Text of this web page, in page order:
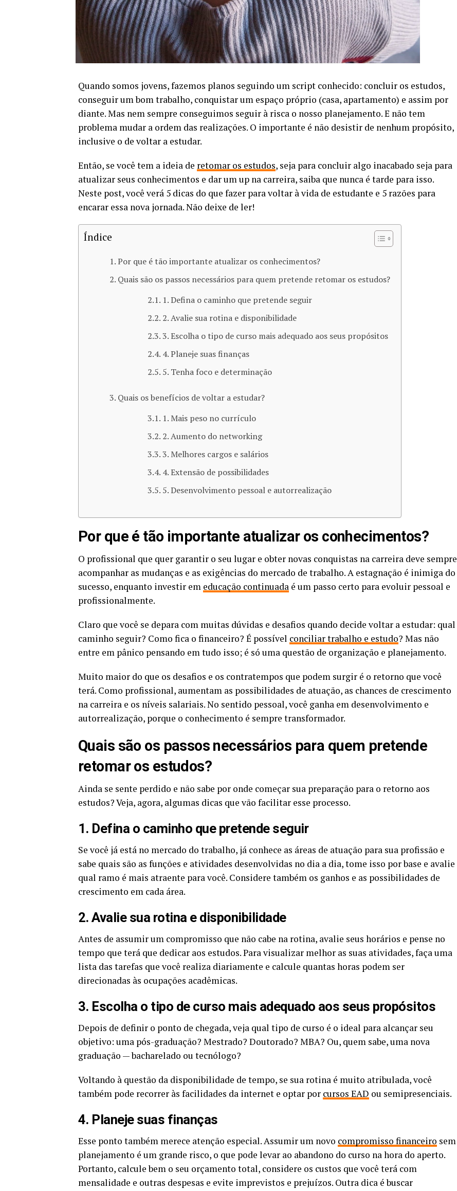
Quando somos jovens, fazemos planos seguindo um script conhecido: concluir os estudos,
conseguir um bom trabalho, conquistar um espaço próprio (casa, apartamento) e assim por
diante. Mas nem sempre conseguimos seguir à risca o nosso planejamento. E não tem
problema mudar a ordem das realizações. O importante é não desistir de nenhum propósito,
inclusive o de voltar a estudar.
Então, se você tem a ideia de retomar os estudos, seja para concluir algo inacabado seja para
atualizar seus conhecimentos e dar um up na carreira, saiba que nunca é tarde para isso.
Neste post, você verá 5 dicas do que fazer para voltar à vida de estudante e 5 razões para
encarar essa nova jornada. Não deixe de ler!
Índice
Por que é tão importante atualizar os conhecimentos?
Quais são os passos necessários para quem pretende retomar os estudos?
1. Defina o caminho que pretende seguir
2. Avalie sua rotina e disponibilidade
3. Escolha o tipo de curso mais adequado aos seus propósitos
4. Planeje suas finanças
5. Tenha foco e determinação
Quais os benefícios de voltar a estudar?
1. Mais peso no currículo
2. Aumento do networking
3. Melhores cargos e salários
4. Extensão de possibilidades
5. Desenvolvimento pessoal e autorrealização
Por que é tão importante atualizar os conhecimentos?
O profissional que quer garantir o seu lugar e obter novas conquistas na carreira deve sempre
acompanhar as mudanças e as exigências do mercado de trabalho. A estagnação é inimiga do
sucesso, enquanto investir em educação continuada é um passo certo para evoluir pessoal e
profissionalmente.
Claro que você se depara com muitas dúvidas e desafios quando decide voltar a estudar: qual
caminho seguir? Como fica o financeiro? É possível conciliar trabalho e estudo? Mas não
entre em pânico pensando em tudo isso; é só uma questão de organização e planejamento.
Muito maior do que os desafios e os contratempos que podem surgir é o retorno que você
terá. Como profissional, aumentam as possibilidades de atuação, as chances de crescimento
na carreira e os níveis salariais. No sentido pessoal, você ganha em desenvolvimento e
autorrealização, porque o conhecimento é sempre transformador.
Quais são os passos necessários para quem pretende
retomar os estudos?
Ainda se sente perdido e não sabe por onde começar sua preparação para o retorno aos
estudos? Veja, agora, algumas dicas que vão facilitar esse processo.
1. Defina o caminho que pretende seguir
Se você já está no mercado do trabalho, já conhece as áreas de atuação para sua profissão e
sabe quais são as funções e atividades desenvolvidas no dia a dia, tome isso por base e avalie
qual ramo é mais atraente para você. Considere também os ganhos e as possibilidades de
crescimento em cada área.
2. Avalie sua rotina e disponibilidade
Antes de assumir um compromisso que não cabe na rotina, avalie seus horários e pense no
tempo que terá que dedicar aos estudos. Para visualizar melhor as suas atividades, faça uma
lista das tarefas que você realiza diariamente e calcule quantas horas podem ser
direcionadas às ocupações acadêmicas.
3. Escolha o tipo de curso mais adequado aos seus propósitos
Depois de definir o ponto de chegada, veja qual tipo de curso é o ideal para alcançar seu
objetivo: uma pós-graduação? Mestrado? Doutorado? MBA? Ou, quem sabe, uma nova
graduação — bacharelado ou tecnólogo?
Voltando à questão da disponibilidade de tempo, se sua rotina é muito atribulada, você
também pode recorrer às facilidades da internet e optar por cursos EAD ou semipresenciais.
4. Planeje suas finanças
Esse ponto também merece atenção especial. Assumir um novo compromisso financeiro sem
planejamento é um grande risco, o que pode levar ao abandono do curso na hora do aperto.
Portanto, calcule bem o seu orçamento total, considere os custos que você terá com
mensalidade e outras despesas e evite imprevistos e prejuízos. Outra dica é buscar